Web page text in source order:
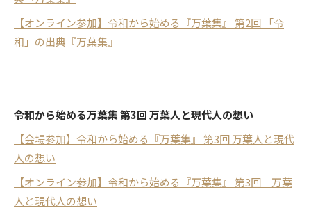
【オンライン参加】令和から始める『万葉集』 第2回 「令
和」の出典『万葉集』
令和から始める万葉集 第3回 万葉人と現代人の想い
【会場参加】令和から始める『万葉集』 第3回 万葉人と現代
人の想い
【オンライン参加】令和から始める『万葉集』 第3回 万葉
人と現代人の想い